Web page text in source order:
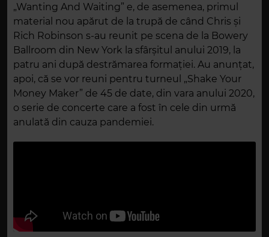
„Wanting And Waiting” e, de asemenea, primul
material nou apărut de la trupă de când Chris și
Rich Robinson s-au reunit pe scena de la Bowery
Ballroom din New York la sfârșitul anului 2019, la
patru ani după destrămarea formației. Au anunțat,
apoi, că se vor reuni pentru turneul „Shake Your
Money Maker” de 45 de date, din vara anului 2020,
o serie de concerte care a fost în cele din urmă
anulată din cauza pandemiei.